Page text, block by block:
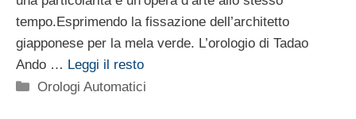
tempo.Esprimendo la fissazione dell’architetto
giapponese per la mela verde. L’orologio di Tadao
Ando … Leggi il resto
Categorie
Orologi Automatici